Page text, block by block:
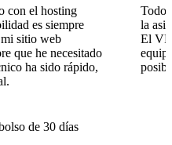
con el hosting
es siempre
sitio web
que he necesitado
ha sido rápido,
Todo
la
El
de 30 días